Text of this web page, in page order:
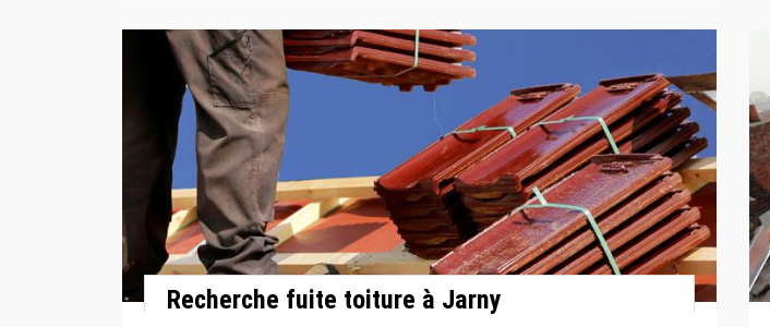
Recherche fuite toiture à Jarny